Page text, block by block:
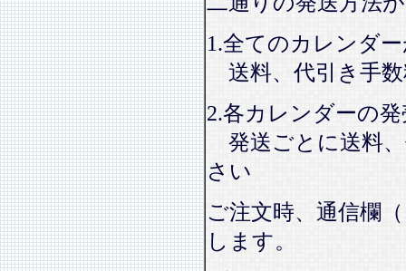
1.全てのカレンダ
送料、代引き手
2.各カレンダーの
発送ごとに送料
さい
ご注文時、通信欄
します。